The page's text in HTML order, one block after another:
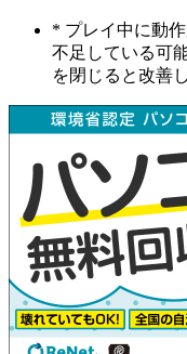
* プレイ中に動
不足している可
を閉じると改善